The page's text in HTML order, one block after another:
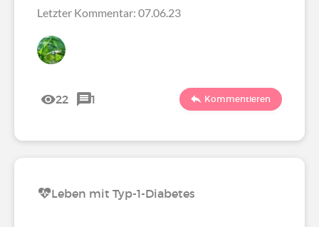
Letzter Kommentar: 07.06.23
22 1 Kommentieren
Leben mit Typ-1-Diabetes